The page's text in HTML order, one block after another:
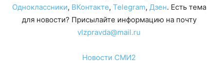
Одноклассники, ВКонтакте, Telegram, Дзен. Есть тема
для новости? Присылайте информацию на почту
vlzpravda@mail.ru
Новости СМИ2